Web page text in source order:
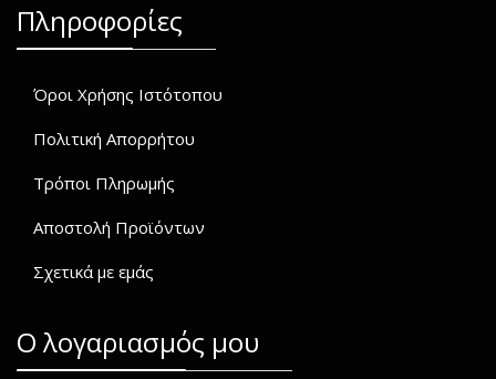
Πληροφορίες
Όροι Χρήσης Ιστότοπου
Πολιτική Απορρήτου
Τρόποι Πληρωμής
Αποστολή Προϊόντων
Σχετικά με εμάς
O λογαριασμός μου